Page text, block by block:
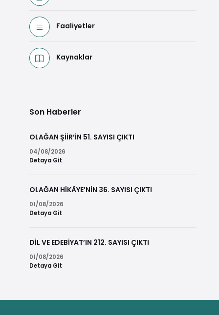
Faaliyetler
Kaynaklar
Son Haberler
OLAĞAN ŞİİR’İN 51. SAYISI ÇIKTI
04/08/2026
Detaya Git
OLAĞAN HİKÂYE’NİN 36. SAYISI ÇIKTI
01/08/2026
Detaya Git
DİL VE EDEBİYAT’IN 212. SAYISI ÇIKTI
01/08/2026
Detaya Git